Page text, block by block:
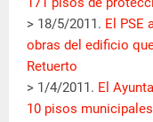
> 18/5/2011. El PSE
obras del edificio
Retuerto
> 1/4/2011. El
10 pisos